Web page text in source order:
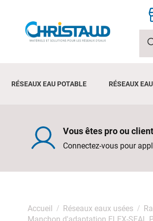
RÉSEAUX EAU POTABLE RÉSEAUX
Vous êtes pro ou
Connectez-vous pour
Accueil Réseaux eaux usées